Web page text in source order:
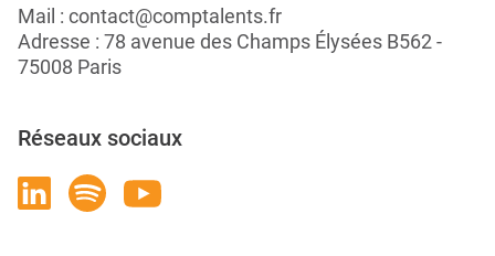
Mail : contact@comptalents.fr
Adresse : 78 avenue des Champs Élysées B562 -
75008 Paris
Réseaux sociaux